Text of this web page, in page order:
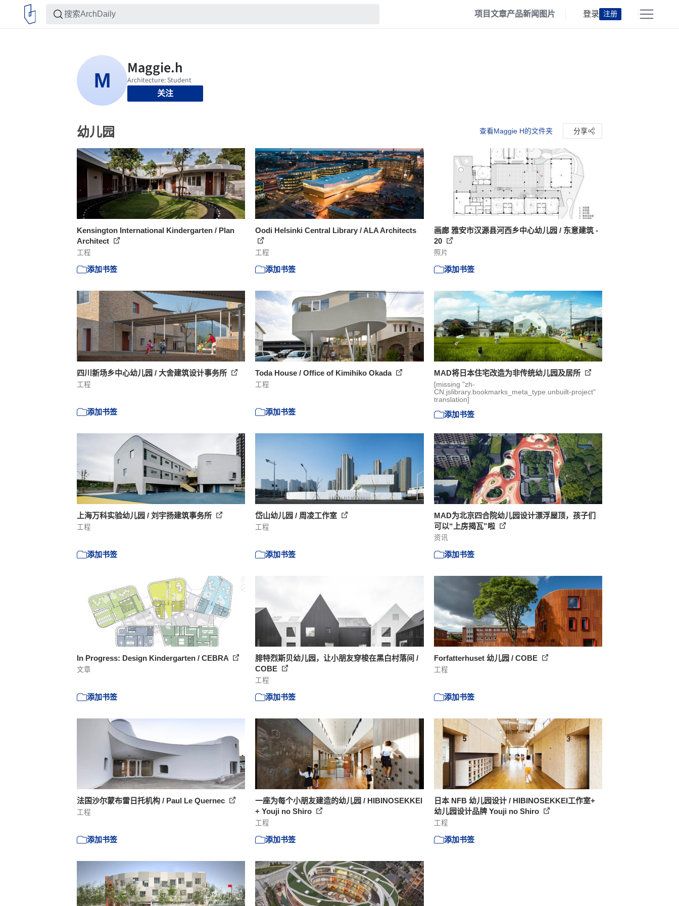
项目文章产品新闻 图片 登录 注册
关注
幼儿园 查看Maggie H的文件夹 分享
Kensington International Kindergarten / Plan
Architect
工程
添加书签
Oodi Helsinki Central Library / ALA Architects
工程
添加书签
画廊 雅安市汉源县河西乡中心幼儿园 / 东意建筑 -
20
照片
添加书签
四川新场乡中心幼儿园 / 大舍建筑设计事务所
工程
添加书签
Toda House / Office of Kimihiko Okada
工程
添加书签
MAD将日本住宅改造为非传统幼儿园及居所
[missing "zh-
CN.jslibrary.bookmarks_meta_type.unbuilt-project"
translation]
添加书签
上海万科实验幼儿园 / 刘宇扬建筑事务所
工程
添加书签
岱山幼儿园 / 周凌工作室
工程
添加书签
MAD为北京四合院幼儿园设计漂浮屋顶，孩子们
可以“上房揭瓦”啦
资讯
添加书签
In Progress: Design Kindergarten / CEBRA
文章
添加书签
腓特烈斯贝幼儿园，让小朋友穿梭在黑白村落间 /
COBE
工程
添加书签
Forfatterhuset 幼儿园 / COBE
工程
添加书签
法国沙尔蒙布雷日托机构 / Paul Le Quernec
工程
添加书签
一座为每个小朋友建造的幼儿园 / HIBINOSEKKEI
+ Youji no Shiro
工程
添加书签
日本 NFB 幼儿园设计 / HIBINOSEKKEI工作室+
幼儿园设计品牌 Youji no Shiro
工程
添加书签